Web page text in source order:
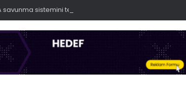
sistemini test etti